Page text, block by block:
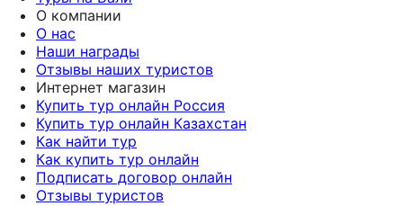
О компании
О нас
Наши награды
Отзывы наших туристов
Интернет магазин
Купить тур онлайн Россия
Купить тур онлайн Казахстан
Как найти тур
Как купить тур онлайн
Подписать договор онлайн
Отзывы туристов